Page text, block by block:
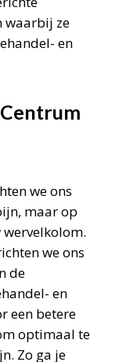
waarbij ze
en
we ons
maar op
we ons
de
en
een betere
optimaal te
Zo ga je